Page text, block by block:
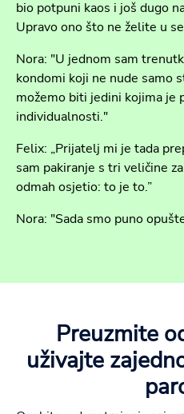
bio potpuni kaos i još dugo
Upravo ono što ne želite u
Nora: "U jednom sam
kondomi koji ne nude samo
možemo biti jedini kojima je
individualnosti."
Felix: „Prijatelj mi je tada
sam pakiranje s tri veličine
odmah osjetio: to je to.”
Nora: "Sada smo puno
Preuzmite
uživajte